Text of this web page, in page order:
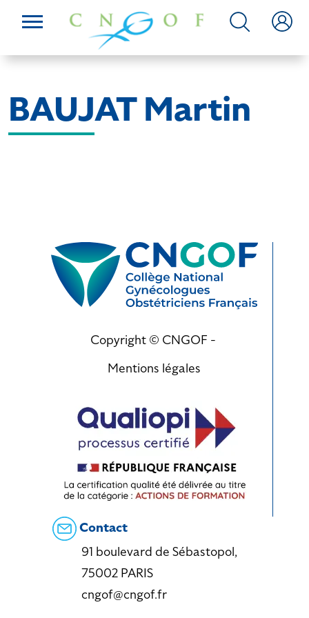
BAUJAT Martin
Copyright © CNGOF -
Mentions légales
Contact
91 boulevard de Sébastopol,
75002 PARIS
cngof@cngof.fr